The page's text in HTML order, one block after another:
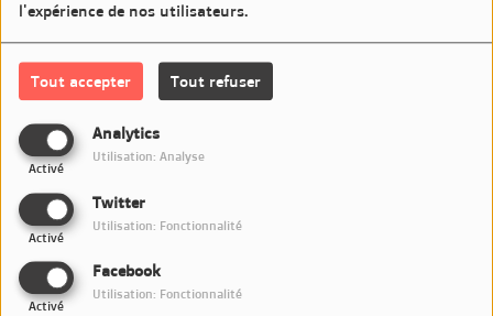
l'expérience de nos utilisateurs.
Tout accepter Tout refuser
Analytics
Activé
Utilisation: Analyse
Twitter
Activé
Utilisation: Fonctionnalité
Facebook
Activé
Utilisation: Fonctionnalité
Commentaires(0)
SE CONNECTER